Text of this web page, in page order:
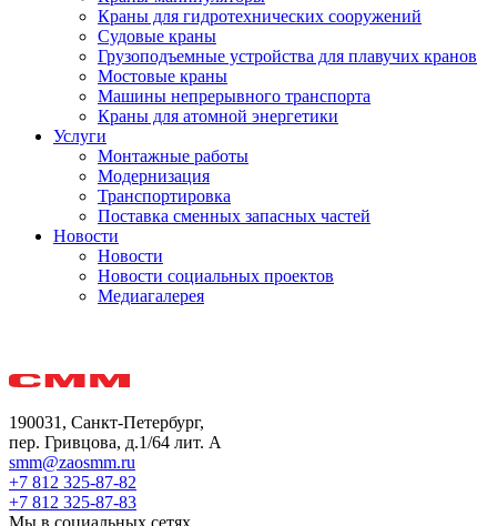
Краны для гидротехнических сооружений
Судовые краны
Грузоподъемные устройства для плавучих кранов
Мостовые краны
Машины непрерывного транспорта
Краны для атомной энергетики
Услуги
Монтажные работы
Модернизация
Транспортировка
Поставка сменных запасных частей
Новости
Новости
Новости социальных проектов
Медиагалерея
190031, Санкт-Петербург,
пер. Гривцова, д.1/64 лит. А
smm@zaosmm.ru
+7 812 325-87-82
+7 812 325-87-83
Мы в социальных сетях